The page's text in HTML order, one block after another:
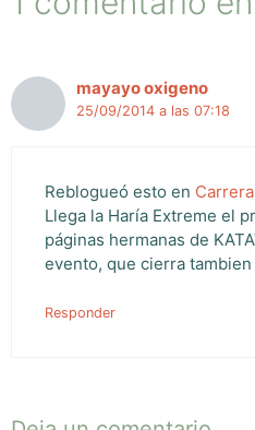
mayayo oxigeno
25/09/2014 a las 07:18
Reblogueó esto en
Llega la Haría Extreme el
páginas hermanas de
evento, que cierra
Responder